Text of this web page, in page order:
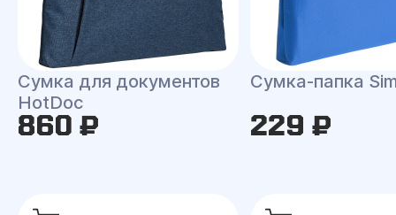
Сумка для документов
HotDoc
860 ₽
Сумка-папка
229 ₽